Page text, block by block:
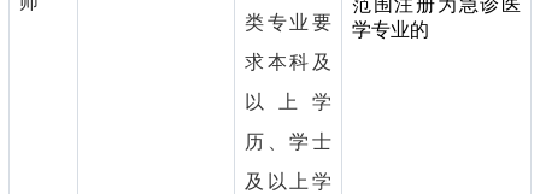
类专业要
求本科及
以上学
历、学士
及以上学
范围注册为急诊医
学专业的